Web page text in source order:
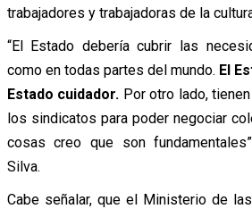
trabajadores y trabajadoras de la
“El Estado debería cubrir las
como en todas partes del mundo. El
Estado cuidador. Por otro lado,
los sindicatos para poder negociar
cosas creo que son
Silva.
Cabe señalar, que el Ministerio de